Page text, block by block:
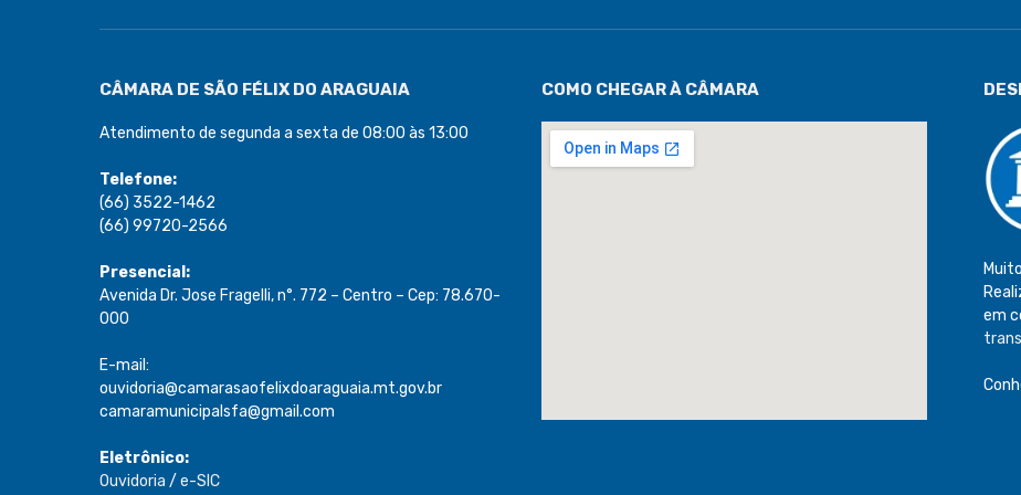
CÂMARA DE SÃO FÉLIX DO ARAGUAIA
Atendimento de segunda a sexta de 08:00 às 13:00
Telefone:
(66) 3522-1462
(66) 99720-2566
Presencial:
Avenida Dr. Jose Fragelli, n°. 772 – Centro – Cep: 78.670-
000
E-mail:
ouvidoria@camarasaofelixdoaraguaia.mt.gov.br
camaramunicipalsfa@gmail.com
Eletrônico:
Ouvidoria / e-SIC
COMO CHEGAR À CÂMARA
em